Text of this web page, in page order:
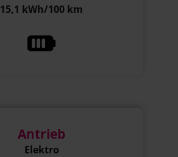
15,1 kWh/100 km
Antrieb
Elektro